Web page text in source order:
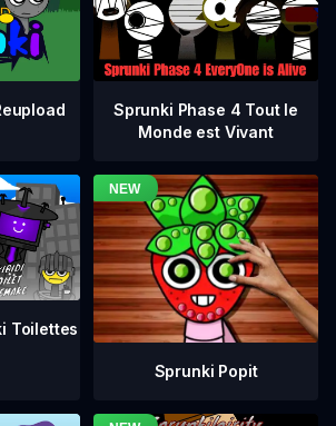
Sprunki Phase 4 Tout le
Monde est Vivant
Toilettes
Sprunki Popit